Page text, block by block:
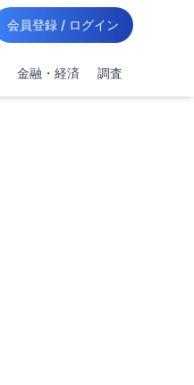
会員登録 / ログイン
金融・経済 調査